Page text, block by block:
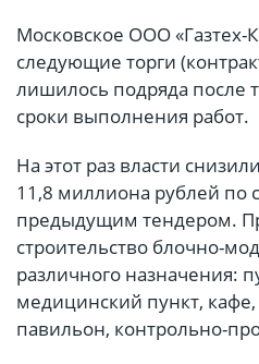
Московское ООО
следующие торги
лишилось подряда после
сроки выполнения работ.
На этот раз власти
11,8 миллиона рублей по
предыдущим тендером.
строительство блочно-
различного назначения:
медицинский пункт,
павильон, контрольно-